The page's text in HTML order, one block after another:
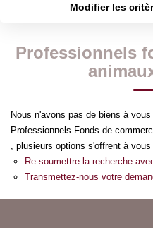
Modifier les
Type de bien
Créer une alerte
Professionnels
Nous n'avons pas de biens à
Professionnels Fonds de
, plusieurs options s'offrent à vous
Re-soumettre la recherche
Transmettez-nous votre